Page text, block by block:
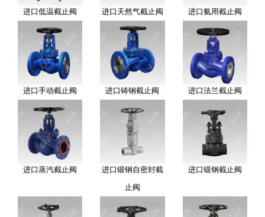
进口低温截止阀 进口天然气截止阀 进口氨用截止阀
进口手动截止阀 进口铸钢截止阀 进口法兰截止阀
进口蒸汽截止阀
进口锻钢自密封截
止阀
进口锻钢截止阀